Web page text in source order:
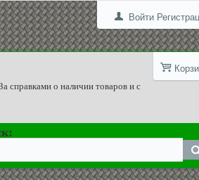
Войти
справками о наличии товаров и с